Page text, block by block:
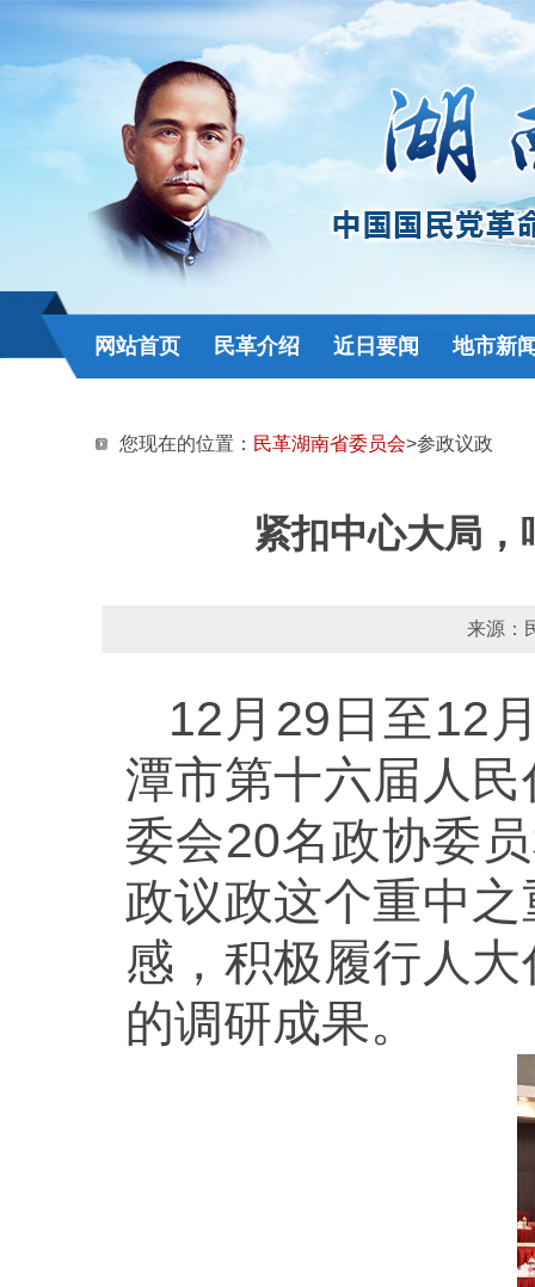
网站首页 民革介绍 近日要闻 地市新
您现在的位置： 民革湖南省委员会>参政议政
紧扣中心大局
来源
12月29日至12
潭市第十六届人
委会20名政协委
政议政这个重中
感，积极履行人
的调研成果。